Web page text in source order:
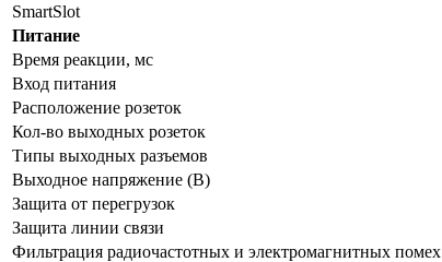
SmartSlot
Питание
Время реакции, мс
Вход питания
Расположение розеток
Кол-во выходных розеток
Типы выходных разъемов
Выходное напряжение (В)
Защита от перегрузок
Защита линии связи
Фильтрация радиочастотных и электромагнитных помех